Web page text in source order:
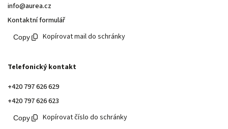
info@aurea.cz
Kontaktní formulář
Kopírovat mail do schránky
Telefonický kontakt
+420 797 626 629
+420 797 626 623
Kopírovat číslo do schránky